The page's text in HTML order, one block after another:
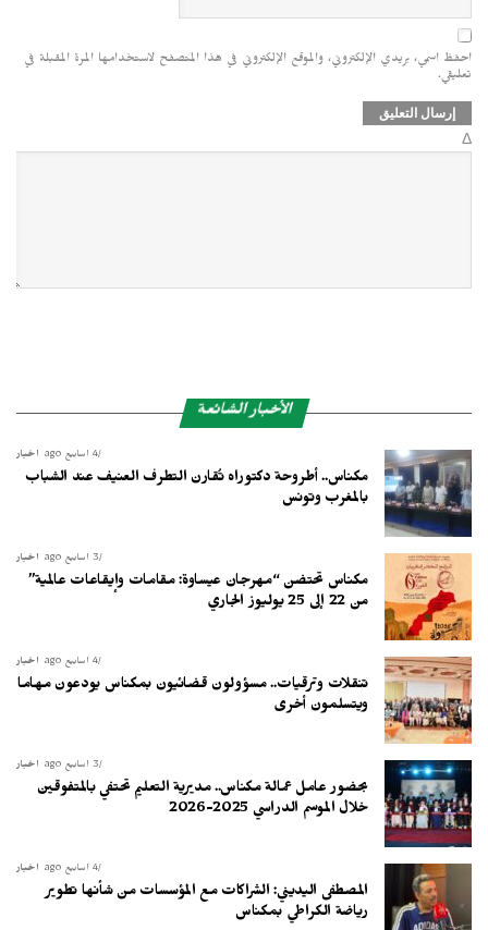
احفظ اسمي، بريدي الإلكتروني، والموقع الإلكتروني في هذا المتصفح لاستخدامها المرة المقبلة في
تعليقي.
Δ
الأخبار الشائعة
أخبار 4 أسابيع ago
مكناس.. أطروحة دكتوراه تُقارن التطرف العنيف عند الشباب
بالمغرب وتونس
أخبار 3 أسابيع ago
مكناس تحتضن “مهرجان عيساوة: مقامات وإيقاعات عالمية”
من 22 إلى 25 يوليوز الجاري
أخبار 4 أسابيع ago
تنقلات وترقيات.. مسؤولون قضائيون بمكناس يودعون مهاما
ويتسلمون أخرى
أخبار 3 أسابيع ago
بحضور عامل عمالة مكناس.. مديرية التعليم تحتفي بالمتفوقين
خلال الموسم الدراسي 2025-2026
أخبار 4 أسابيع ago
المصطفى اليديني: الشراكات مع المؤسسات من شأنها تطوير
رياضة الكراطي بمكناس